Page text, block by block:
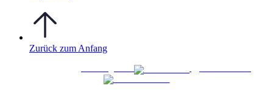
Zurück zum Anfang